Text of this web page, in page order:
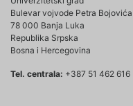
Bulevar vojvode Petra Bojovića
78 000 Banja Luka
Republika Srpska
Bosna i Hercegovina
Tel. centrala: +387 51 462 616